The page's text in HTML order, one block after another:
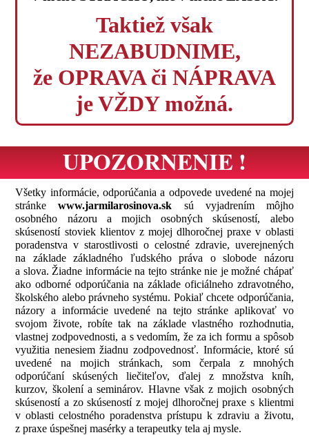
Taktiež však
NEZABUDNIME,
že OPRAVA či NÁPRAVA
je VŽDY možná.
UPOZORNENIE !
Všetky informácie, odporúčania a odpovede uvedené na mojej
stránkewww.jarmilarosinova.sk sú vyjadrením môjho
osobného názoru a mojich osobných skúseností, alebo
skúseností stoviek klientov z mojej dlhoročnej praxe v oblasti
poradenstva v starostlivosti o celostné zdravie, uverejnených
na základe základného ľudského práva o slobode názoru
a slova. Žiadne informácie na tejto stránke nie je možné chápať
ako odborné odporúčania na základe oficiálneho zdravotného,
školského alebo právneho systému. Pokiaľ chcete odporúčania,
názory a informácie uvedené na tejto stránke aplikovať vo
svojom živote, robíte tak na základe vlastného rozhodnutia,
vlastnej zodpovednosti, a s vedomím, že za ich formu a spôsob
využitia nenesiem žiadnu zodpovednosť. Informácie, ktoré sú
uvedené na mojich stránkach, som čerpala z mnohých
odporúčaní skúsených liečiteľov, ďalej z množstva kníh,
kurzov, školení a seminárov. Hlavne však z mojich osobných
skúseností a zo skúseností z mojej dlhoročnej praxe s klientmi
v oblasti celostného poradenstva prístupu k zdraviu a životu,
z praxe úspešnej masérky a terapeutky tela aj mysle.